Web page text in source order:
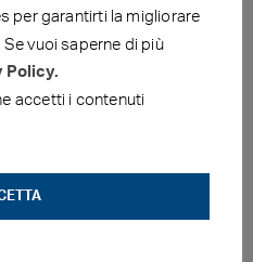
0,2 CENT/LITRO IN
andare oltre il
di mercato
per garantirti la migliorare
vuoi saperne di più
Policy.
accetti i contenuti